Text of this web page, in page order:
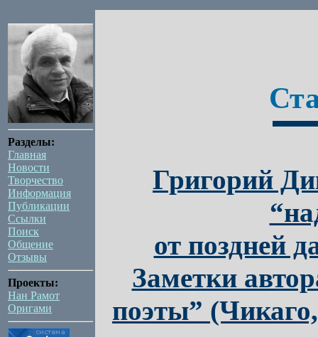
Разделы:
Главная
Новости
Творчество
Информация
Публикации
Ссылки
Поиск
Общение
Отзывы
Проекты:
Нан Рамот
Оригами
Григорий
от поздней
Заметки
поэты”